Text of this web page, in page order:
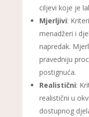
ciljevi koje je
Mjerljivi:
menadžeri i
napredak.
pravedniju
postignuća.
Realistični:
realistični u
dostupnog